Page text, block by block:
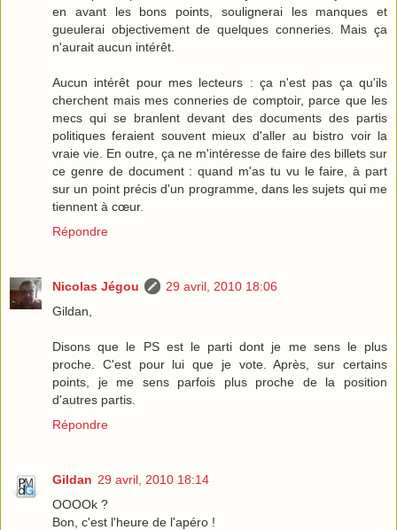
en avant les bons points, soulignerai les manques et
gueulerai objectivement de quelques conneries. Mais ça
n'aurait aucun intérêt.
Aucun intérêt pour mes lecteurs : ça n'est pas ça qu'ils
cherchent mais mes conneries de comptoir, parce que les
mecs qui se branlent devant des documents des partis
politiques feraient souvent mieux d'aller au bistro voir la
vraie vie. En outre, ça ne m'intéresse de faire des billets sur
ce genre de document : quand m'as tu vu le faire, à part
sur un point précis d'un programme, dans les sujets qui me
tiennent à cœur.
Répondre
Nicolas Jégou
29 avril, 2010 18:06
Gildan,
Disons que le PS est le parti dont je me sens le plus
proche. C'est pour lui que je vote. Après, sur certains
points, je me sens parfois plus proche de la position
d'autres partis.
Répondre
Gildan 29 avril, 2010 18:14
OOOOk ?
Bon, c'est l'heure de l'apéro !